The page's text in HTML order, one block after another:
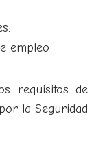
empleo
requisitos de
la Seguridad